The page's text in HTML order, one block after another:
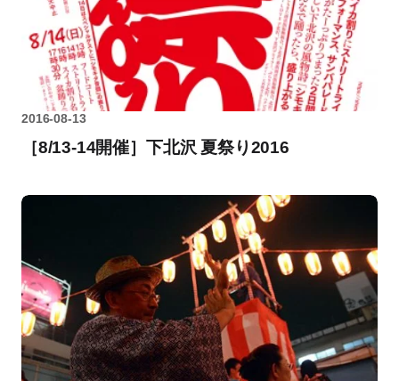
2016-08-13
［8/13-14開催］下北沢 夏祭り2016